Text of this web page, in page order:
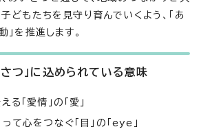
どもたちを見守り育んでいくよう、「あ
」を推進します。
さつ」に込められている意味
「愛情」の「愛」
て心をつなぐ「目」の「eye」